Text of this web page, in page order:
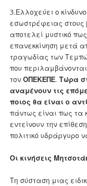
3.Ελλοχεύει ο
εσωστρέφειας στους
αποτελεί μυστικό
επανεκκίνηση μετά
τραγωδίας των
που
τον ΟΠΕΚΕΠΕ. Τώρα
αναμένουν τις
ποιος θα είναι ο
πάντως είναι πως τα
εντείνουν την
πολιτικό υδράργυρο
Οι κινήσεις
Τη σύσταση μιας